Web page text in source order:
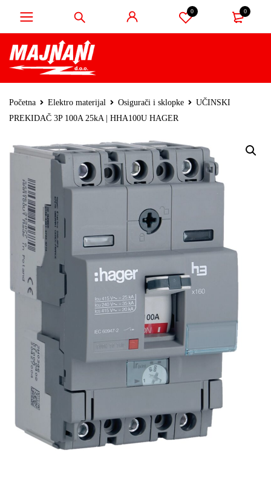
0 0
Početna Elektro materijal Osigurači i sklopke
UČINSKI
PREKIDAČ 3P 100A 25kA | HHA100U HAGER